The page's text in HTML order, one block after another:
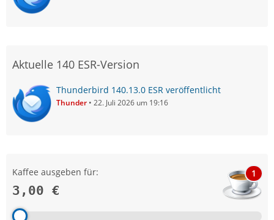
Aktuelle 140 ESR-Version
Thunderbird 140.13.0 ESR veröffentlicht
Thunder 22. Juli 2026 um 19:16
Kaffee ausgeben für:
3,00 €
1